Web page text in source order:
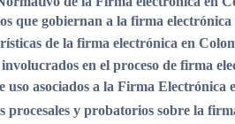
que gobiernan a la firma electrónica
de la firma electrónica en
en el proceso de firma
uso asociados a la Firma Electrónica
procesales y probatorios sobre la